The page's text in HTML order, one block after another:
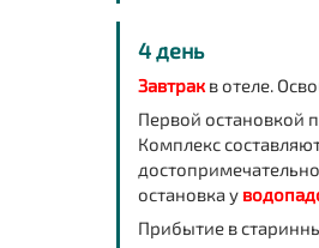
4 день
Завтрак в отеле.
Первой остановкой
Комплекс
остановка у
Прибытие в